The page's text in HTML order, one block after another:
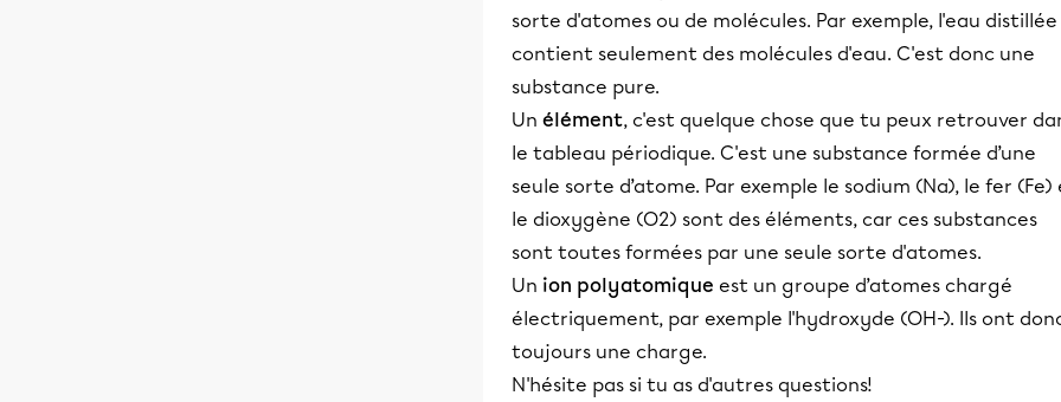
sorte d'atomes ou de molécules. Par exemple, l'eau distillée
contient seulement des molécules d'eau. C'est donc une
substance pure.
Un élément, c'est quelque chose que tu peux retrouver
le tableau périodique. C'est une substance formée d’une
seule sorte d’atome. Par exemple le sodium (Na), le fer (Fe)
le dioxygène (O2) sont des éléments, car ces substances
sont toutes formées par une seule sorte d'atomes.
Un ion polyatomique est un groupe d’atomes chargé
électriquement, par exemple l'hydroxyde (OH-). Ils ont
toujours une charge.
N'hésite pas si tu as d'autres questions!